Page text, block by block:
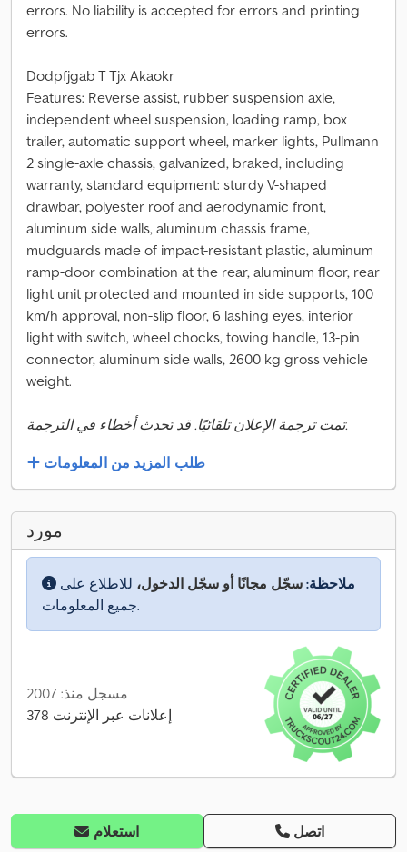
errors. No liability is accepted for errors and printing
errors.
Dodpfjgab T Tjx Akaokr
Features: Reverse assist, rubber suspension axle,
independent wheel suspension, loading ramp, box
trailer, automatic support wheel, marker lights, Pullmann
2 single-axle chassis, galvanized, braked, including
warranty, standard equipment: sturdy V-shaped
drawbar, polyester roof and aerodynamic front,
aluminum side walls, aluminum chassis frame,
mudguards made of impact-resistant plastic, aluminum
ramp-door combination at the rear, aluminum floor, rear
light unit protected and mounted in side supports, 100
km/h approval, non-slip floor, 6 lashing eyes, interior
light with switch, wheel chocks, towing handle, 13-pin
connector, aluminum side walls, 2600 kg gross vehicle
weight.
تمت ترجمة الإعلان تلقائيًا. قد تحدث أخطاء في الترجمة.
طلب المزيد من المعلومات
مورد
ملاحظة: سجّل مجانًا أو سجّل الدخول، للاطلاع على
جميع المعلومات.
مسجل منذ: 2007
378 إعلانات عبر الإنترنت
استعلام اتصل